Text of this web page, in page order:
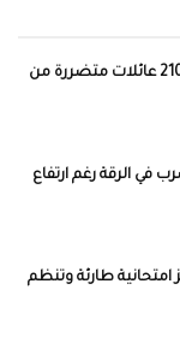
الهلال الأحمر يوزع مساعدات على 210 عائلات متضررة من
في الرقة رغم ارتفاع
امتحانية طارئة وتنظم